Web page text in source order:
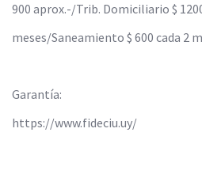
900 aprox.-/Trib. Domiciliario $
meses/Saneamiento $ 600 cada 2
Garantía:
https://www.fideciu.uy/